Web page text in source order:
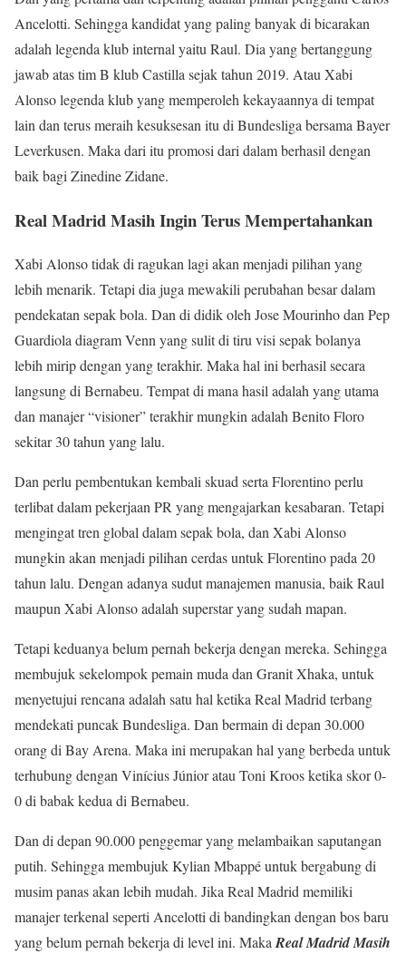
Ancelotti. Sehingga kandidat yang paling banyak di bicarakan
adalah legenda klub internal yaitu Raul. Dia yang bertanggung
jawab atas tim B klub Castilla sejak tahun 2019. Atau Xabi
Alonso legenda klub yang memperoleh kekayaannya di tempat
lain dan terus meraih kesuksesan itu di Bundesliga bersama Bayer
Leverkusen. Maka dari itu promosi dari dalam berhasil dengan
baik bagi Zinedine Zidane.
Real Madrid Masih Ingin Terus Mempertahankan
Xabi Alonso tidak di ragukan lagi akan menjadi pilihan yang
lebih menarik. Tetapi dia juga mewakili perubahan besar dalam
pendekatan sepak bola. Dan di didik oleh Jose Mourinho dan Pep
Guardiola diagram Venn yang sulit di tiru visi sepak bolanya
lebih mirip dengan yang terakhir. Maka hal ini berhasil secara
langsung di Bernabeu. Tempat di mana hasil adalah yang utama
dan manajer “visioner” terakhir mungkin adalah Benito Floro
sekitar 30 tahun yang lalu.
Dan perlu pembentukan kembali skuad serta Florentino perlu
terlibat dalam pekerjaan PR yang mengajarkan kesabaran. Tetapi
mengingat tren global dalam sepak bola, dan Xabi Alonso
mungkin akan menjadi pilihan cerdas untuk Florentino pada 20
tahun lalu. Dengan adanya sudut manajemen manusia, baik Raul
maupun Xabi Alonso adalah superstar yang sudah mapan.
Tetapi keduanya belum pernah bekerja dengan mereka. Sehingga
membujuk sekelompok pemain muda dan Granit Xhaka, untuk
menyetujui rencana adalah satu hal ketika Real Madrid terbang
mendekati puncak Bundesliga. Dan bermain di depan 30.000
orang di Bay Arena. Maka ini merupakan hal yang berbeda untuk
terhubung dengan Vinícius Júnior atau Toni Kroos ketika skor 0-
0 di babak kedua di Bernabeu.
Dan di depan 90.000 penggemar yang melambaikan saputangan
putih. Sehingga membujuk Kylian Mbappé untuk bergabung di
musim panas akan lebih mudah. Jika Real Madrid memiliki
manajer terkenal seperti Ancelotti di bandingkan dengan bos baru
yang belum pernah bekerja di level ini. MakaReal Madrid Masih